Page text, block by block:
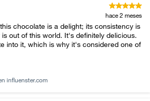
hace 2 meses
chocolate is a delight; its consistency is
out of this world. It's definitely delicious.
into it, which is why it's considered one of
influenster.com